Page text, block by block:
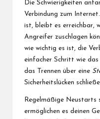
Die Schwierigkeiten
Verbindung zum
ist, bleibt es erreichbar,
Angreifer zuschlagen
wie wichtig es ist, die
einfacher Schritt wie
das Trennen über eine
Sicherheitslücken
Regelmäßige Neustarts
ermöglichen es deinen